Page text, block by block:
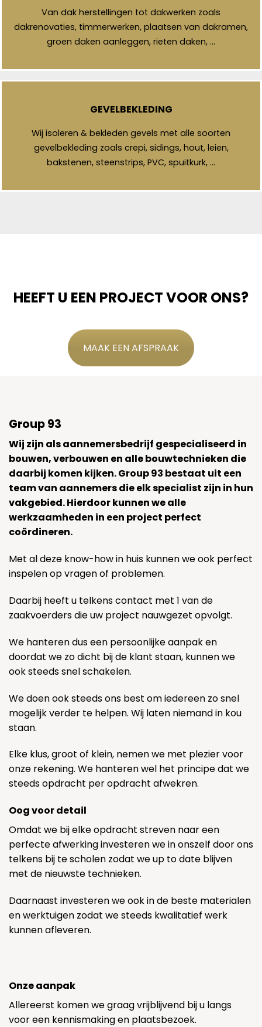
Van dak herstellingen tot dakwerken zoals
dakrenovaties, timmerwerken, plaatsen van dakramen,
groen daken aanleggen, rieten daken, …
GEVELBEKLEDING
Wij isoleren & bekleden gevels met alle soorten
gevelbekleding zoals crepi, sidings, hout, leien,
bakstenen, steenstrips, PVC, spuitkurk, …
HEEFT U EEN PROJECT VOOR ONS?
MAAK EEN AFSPRAAK
Group 93
Wij zijn als aannemersbedrijf gespecialiseerd in
bouwen, verbouwen en alle bouwtechnieken die
daarbij komen kijken. Group 93 bestaat uit een
team van aannemers die elk specialist zijn in hun
vakgebied. Hierdoor kunnen we alle
werkzaamheden in een project perfect
coördineren.
Met al deze know-how in huis kunnen we ook perfect
inspelen op vragen of problemen.
Daarbij heeft u telkens contact met 1 van de
zaakvoerders die uw project nauwgezet opvolgt.
We hanteren dus een persoonlijke aanpak en
doordat we zo dicht bij de klant staan, kunnen we
ook steeds snel schakelen.
We doen ook steeds ons best om iedereen zo snel
mogelijk verder te helpen. Wij laten niemand in kou
staan.
Elke klus, groot of klein, nemen we met plezier voor
onze rekening. We hanteren wel het principe dat we
steeds opdracht per opdracht afwekren.
Oog voor detail
Omdat we bij elke opdracht streven naar een
perfecte afwerking investeren we in onszelf door ons
telkens bij te scholen zodat we up to date blijven
met de nieuwste technieken.
Daarnaast investeren we ook in de beste materialen
en werktuigen zodat we steeds kwalitatief werk
kunnen afleveren.
Onze aanpak
Allereerst komen we graag vrijblijvend bij u langs
voor een kennismaking en plaatsbezoek.